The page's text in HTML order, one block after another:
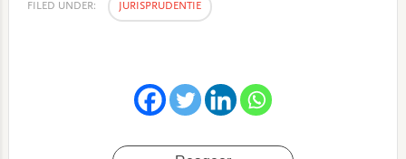
FILED UNDER: JURISPRUDENTIE